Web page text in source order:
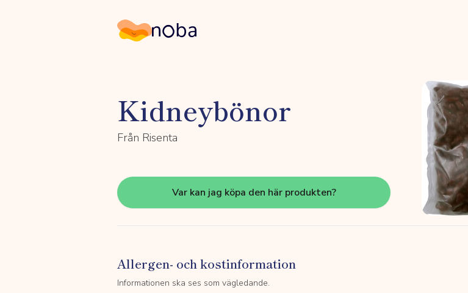
Noba
Kidneybönor
Från Risenta
Var kan jag köpa den här produkten?
Allergen- och kostinformation
Informationen ska ses som vägledande.